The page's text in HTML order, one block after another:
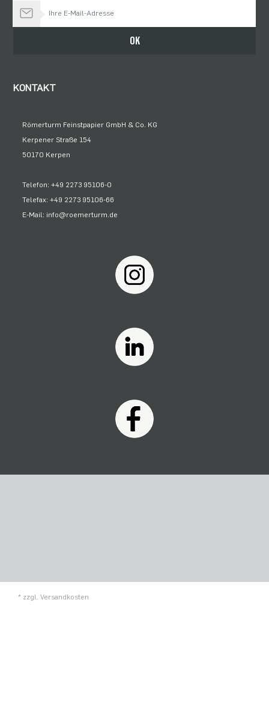
OK
KONTAKT
Römerturm Feinstpapier GmbH & Co. KG
Kerpener Straße 154
50170 Kerpen
Telefon: +49 2273 95106-0
Telefax: +49 2273 95106-66
E-Mail: info@roemerturm.de
* zzgl. Versandkosten